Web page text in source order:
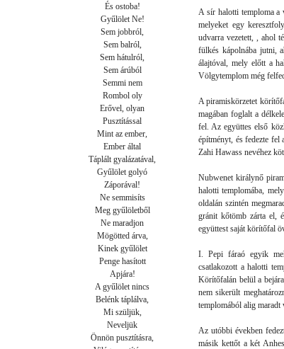
És ostoba!
Gyűlölet Ne!
Sem jobbról,
Sem balról,
Sem hátulról,
Sem árúból
Semmi nem
Rombol oly
Erővel, olyan
Pusztítással
Mint az ember,
Ember által
Táplált gyalázatával,
Gyűlölet golyó
Záporával!
Ne semmisíts
Meg gyűlöletből
Ne maradjon
Mögötted árva,
Kinek gyűlölet
Penge hasított
Apjára!
A gyűlölet nincs
Belénk táplálva,
Mi szüljük,
Neveljük
Önnön pusztításra,
A sír halotti temploma a
melyeket egy
udvarra vezetett, , ahol
fülkés kápolnába jutni,
álajtóval, mely előtt a
Völgytemplom még
A piramiskörzetet
magában foglalt a
fel. Az együttes első
építményt, és fedezte fel
Zahi Hawass nevéhez
Nubwenet királynő
halotti templomába,
oldalán szintén
gránit kőtömb zárta el,
együttest saját körítőfal
I. Pepi fáraó egyik
csatlakozott a halotti
Körítőfalán belül a
nem sikerült
templomából alig maradt
Az utóbbi években
másik kettőt a két